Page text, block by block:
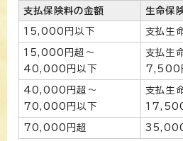
支払保険料の金額 生命保
15,000円以下 支払生
15,000円超～
40,000円以下
支払生
7,500
40,000円超～
70,000円以下
支払生
70,000円超